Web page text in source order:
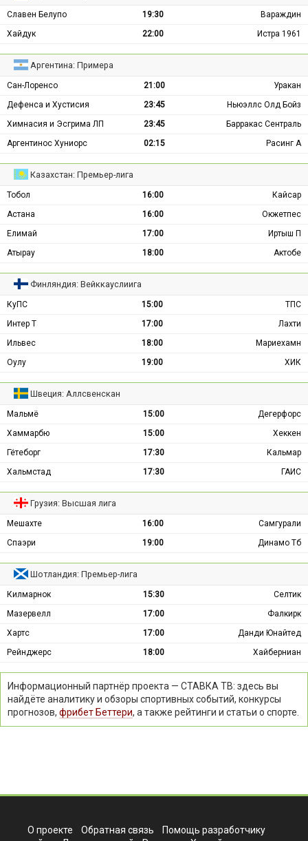
Славен Белупо 19:30
Вараждин
Хайдук
22:00 Истра 1961
Аргентина: Примера
Сан-Лоренсо 21:00
Уракан
Дефенса и Хустисия
23:45
Ньюэллс Олд Бойз
Химнасия и Эсгрима ЛП
23:45
Барракас Сентраль
Аргентинос Хуниорс
02:15 Расинг А
Казахстан: Премьер-лига
Тобол 16:00
Кайсар
Астана
16:00
Окжетпес
Елимай
17:00
Иртыш П
Атырау
18:00 Актобе
Финляндия: Вейккауслиига
КуПС 15:00
ТПС
Интер Т
17:00
Лахти
Ильвес
18:00
Мариехамн
Оулу
19:00 ХИК
Швеция: Аллсвенскан
Мальмё 15:00
Дегерфорс
Хаммарбю
15:00
Хеккен
Гётеборг
17:30
Кальмар
Хальмстад
17:30 ГАИС
Грузия: Высшая лига
Мешахте 16:00
Самгурали
Спаэри
19:00 Динамо Тб
Шотландия: Премьер-лига
Килмарнок 15:30
Селтик
Мазервелл
17:00
Фалкирк
Хартс
17:00
Данди Юнайтед
Рейнджерс
18:00 Хайберниан
Информационный партнёр проекта — СТАВКА ТВ: здесь вы
найдёте аналитику и обзоры спортивных событий, конкурсы
прогнозов, фрибет Беттери, а также рейтинги и статьи о спорте.
О проекте Обратная связь
Помощь разработчику